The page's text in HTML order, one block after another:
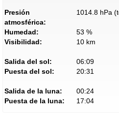
Presión
atmosférica:
1014.8 hPa
Humedad:
53 %
Visibilidad:
10 km
Salida del sol:
06:09
Puesta del sol:
20:31
Salida de la luna:
00:24
Puesta de la luna:
17:04